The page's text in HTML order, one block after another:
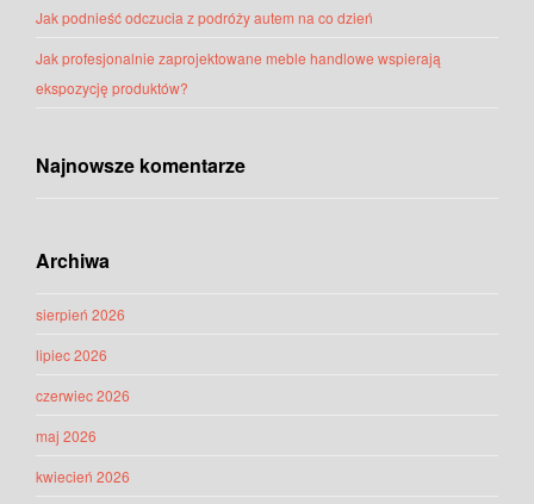
Jak podnieść odczucia z podróży autem na co dzień
Jak profesjonalnie zaprojektowane meble handlowe wspierają
ekspozycję produktów?
Najnowsze komentarze
Archiwa
sierpień 2026
lipiec 2026
czerwiec 2026
maj 2026
kwiecień 2026